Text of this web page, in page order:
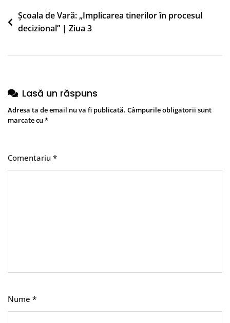
Navigare
Școala de Vară: „Implicarea tinerilor în procesul
decizional” | Ziua 3
Lasă un răspuns
Adresa ta de email nu va fi publicată. Câmpurile obligatorii sunt
marcate cu*
Comentariu *
Nume *